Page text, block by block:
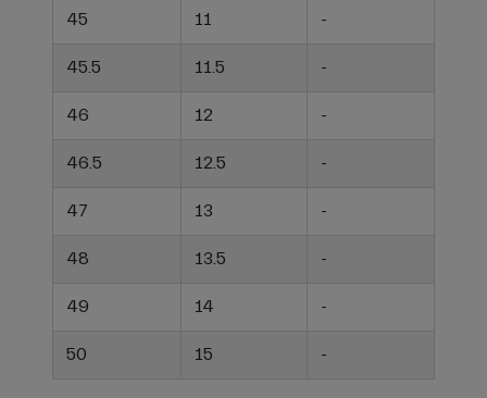
45 11 -
45.5 11.5 -
46 12 -
46.5 12.5 -
47 13 -
48 13.5 -
49 14 -
50 15 -